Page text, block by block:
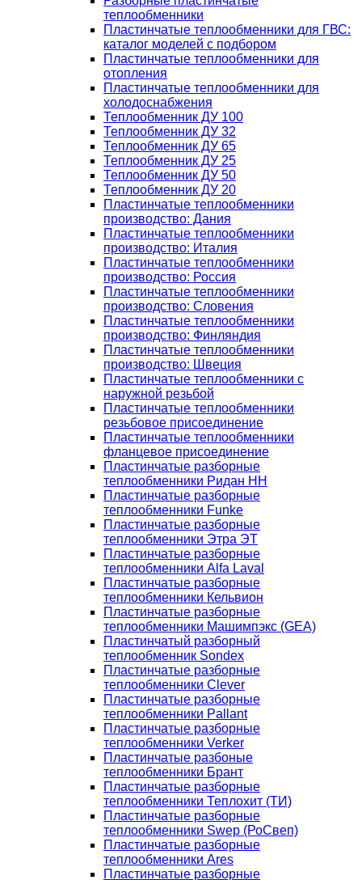
теплообменники
Пластинчатые теплообменники для ГВС:
каталог моделей с подбором
Пластинчатые теплообменники для
отопления
Пластинчатые теплообменники для
холодоснабжения
Теплообменник ДУ 100
Теплообменник ДУ 32
Теплообменник ДУ 65
Теплообменник ДУ 25
Теплообменник ДУ 50
Теплообменник ДУ 20
Пластинчатые теплообменники
производство: Дания
Пластинчатые теплообменники
производство: Италия
Пластинчатые теплообменники
производство: Россия
Пластинчатые теплообменники
производство: Словения
Пластинчатые теплообменники
производство: Финляндия
Пластинчатые теплообменники
производство: Швеция
Пластинчатые теплообменники с
наружной резьбой
Пластинчатые теплообменники
резьбовое присоединение
Пластинчатые теплообменники
фланцевое присоединение
Пластинчатые разборные
теплообменники Ридан НН
Пластинчатые разборные
теплообменники Funke
Пластинчатые разборные
теплообменники Этра ЭТ
Пластинчатые разборные
теплообменники Alfa Laval
Пластинчатые разборные
теплообменники Кельвион
Пластинчатые разборные
теплообменники Машимпэкс (GEA)
Пластинчатый разборный
теплообменник Sondex
Пластинчатые разборные
теплообменники Clever
Пластинчатые разборные
теплообменники Pallant
Пластинчатые разборные
теплообменники Verker
Пластинчатые разбоные
теплообменники Брант
Пластинчатые разборные
теплообменники Теплохит (ТИ)
Пластинчатые разборные
теплообменники Swep (РоСвеп)
Пластинчатые разборные
теплообменники Ares
Пластинчатые разборные